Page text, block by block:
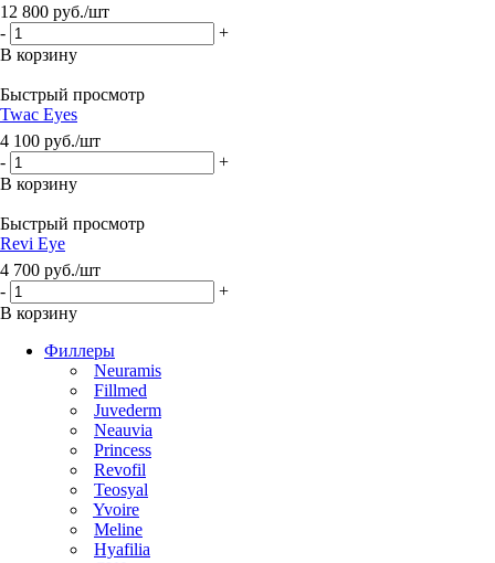
12 800 руб./шт
-
+
В корзину
Быстрый просмотр
Twac Eyes
4 100 руб./шт
-
+
В корзину
Быстрый просмотр
Revi Eye
4 700 руб./шт
-
+
В корзину
Филлеры
Neuramis
Fillmed
Juvederm
Neauvia
Princess
Revofil
Teosyal
Yvoire
Meline
Hyafilia